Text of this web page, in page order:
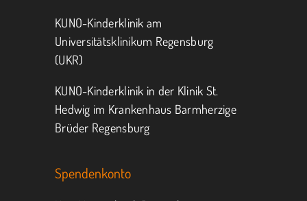
KUNO-Kinderklinik am
Universitätsklinikum Regensburg
(UKR)
KUNO-Kinderklinik in der Klinik St.
Hedwig im Krankenhaus Barmherzige
Brüder Regensburg
Spendenkonto